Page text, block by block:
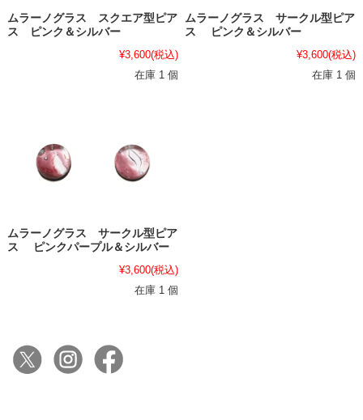
ムラーノグラス スクエア型ピア
ス ピンク＆シルバー
¥3,600(税込)
在庫 1 個
ムラーノグラス サークル型ピア
ス ピンク＆シルバー
¥3,600(税込)
在庫 1 個
ムラーノグラス サークル型ピア
ス ピンクパープル＆シルバー
¥3,600(税込)
在庫 1 個